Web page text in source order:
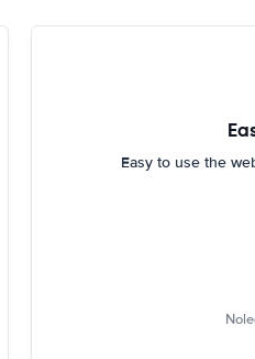
Easy to use the